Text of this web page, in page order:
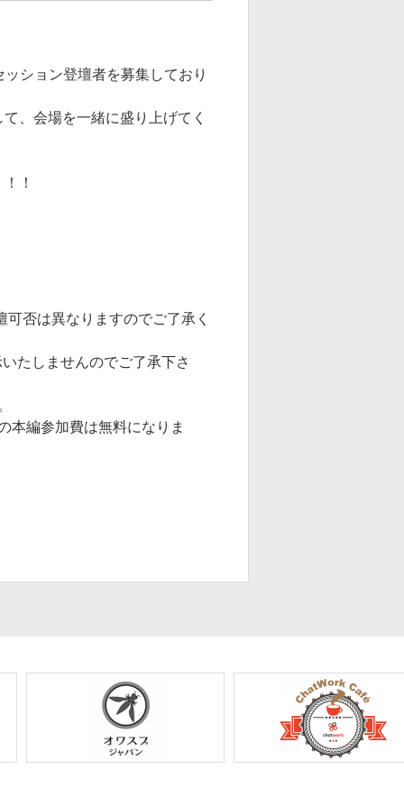
ション登壇者を募集しており
、会場を一緒に盛り上げてく
！
否は異なりますのでご了承く
たしませんのでご了承下さ
本編参加費は無料になりま